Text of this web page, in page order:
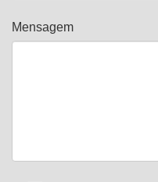
Mensagem